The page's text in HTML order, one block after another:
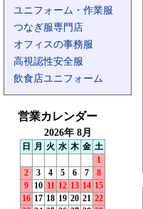
ユニフォーム・作業服
つなぎ服専門店
オフィスの事務服
高視認性安全服
飲食店ユニフォーム